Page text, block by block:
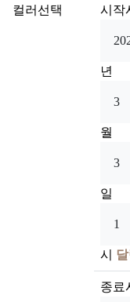
컬러선택 시작
년
월
일
시
종료